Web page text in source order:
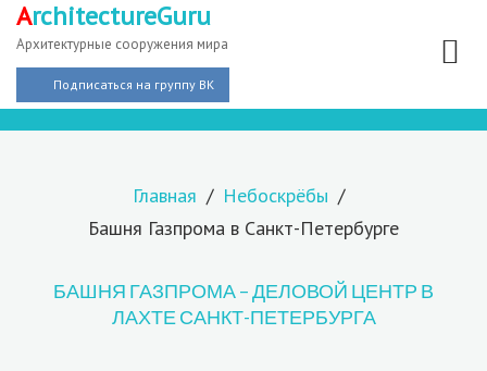
ArchitectureGuru
Архитектурные сооружения мира
Подписаться на группу ВК
Главная
Небоскрёбы
Башня Газпрома в Санкт-Петербурге
БАШНЯ ГАЗПРОМА – ДЕЛОВОЙ ЦЕНТР В
ЛАХТЕ САНКТ-ПЕТЕРБУРГА